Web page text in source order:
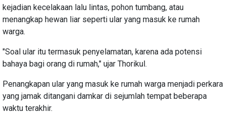
kejadian kecelakaan lalu lintas, pohon tumbang, atau
menangkap hewan liar seperti ular yang masuk ke rumah
warga.
"Soal ular itu termasuk penyelamatan, karena ada potensi
bahaya bagi orang di rumah," ujar Thorikul.
Penangkapan ular yang masuk ke rumah warga menjadi perkara
yang jamak ditangani damkar di sejumlah tempat beberapa
waktu terakhir.